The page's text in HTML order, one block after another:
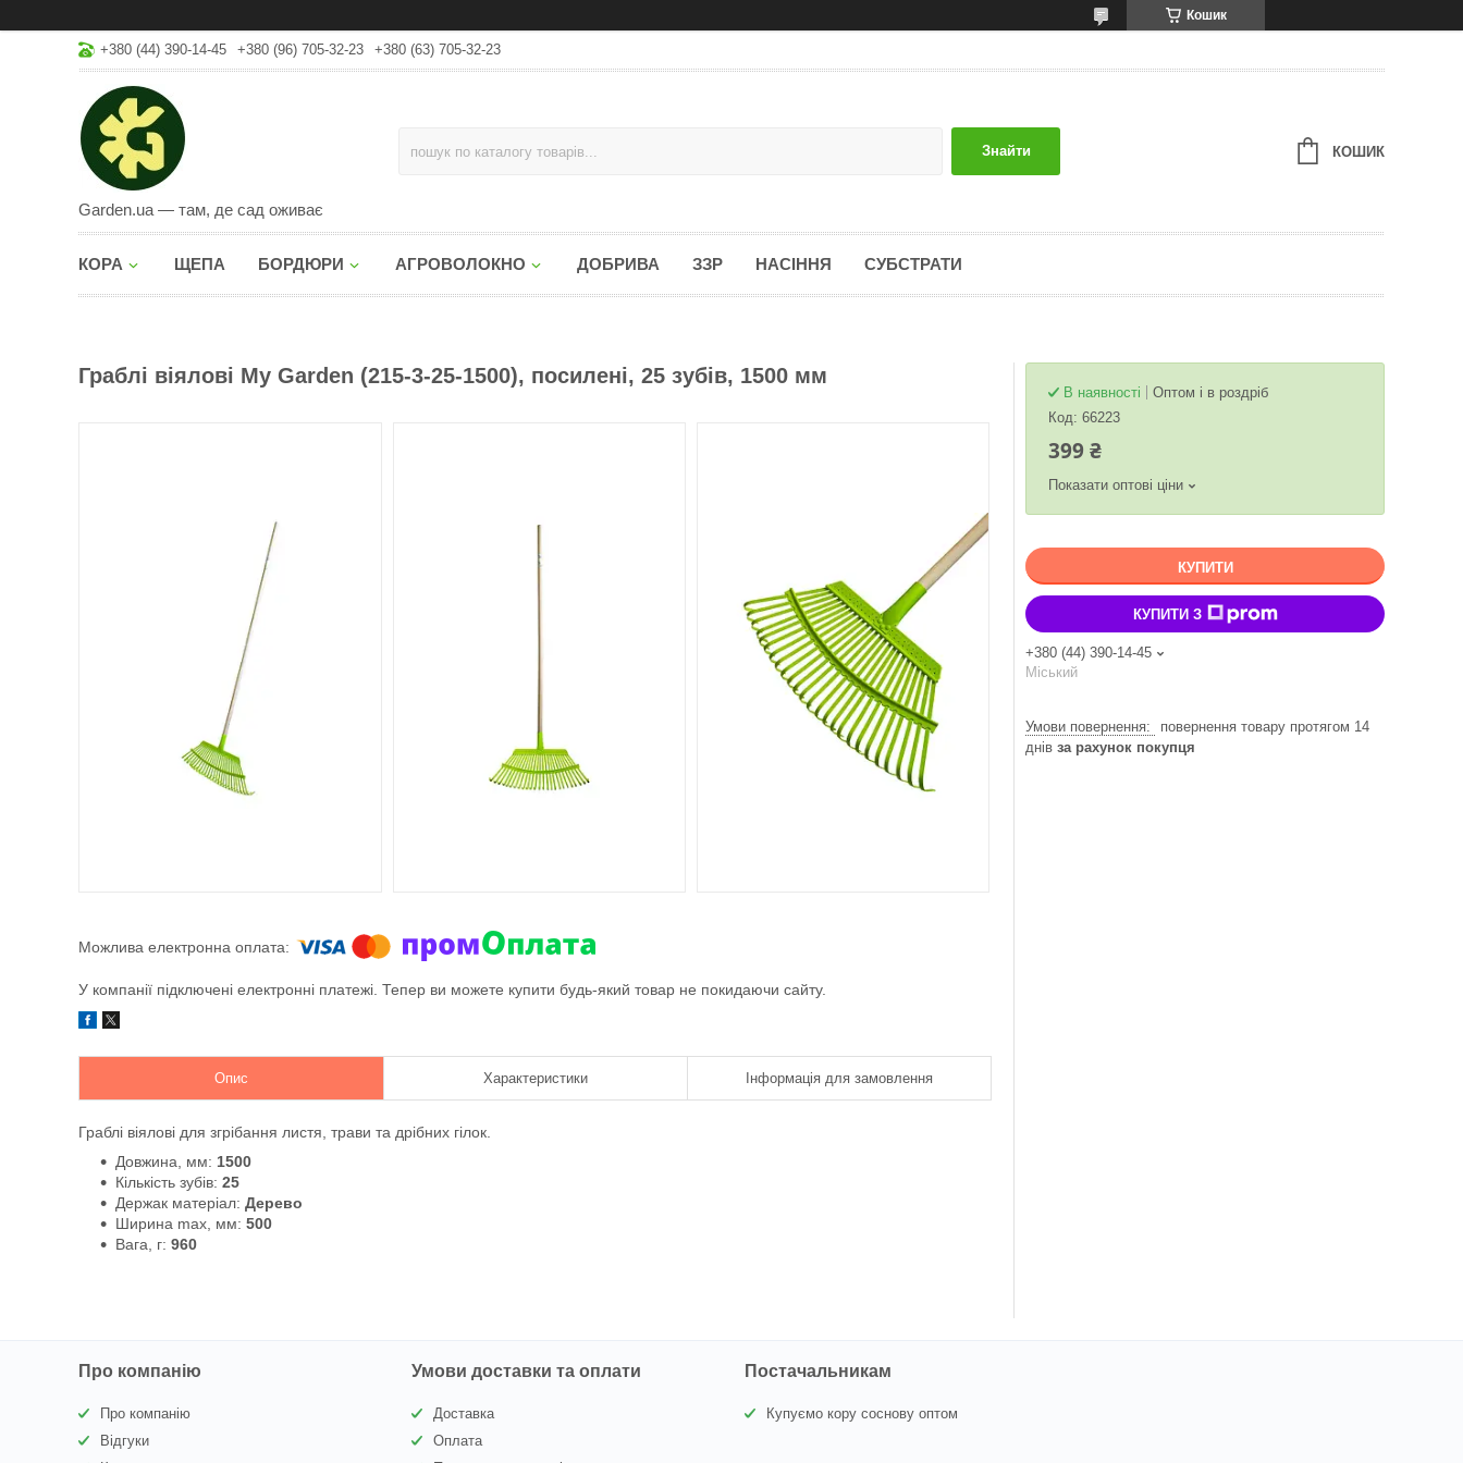
Кошик
+380 (44) 390-14-45 +380 (96) 705-32-23 +380 (63) 705-32-23
Garden.ua — там, де сад оживає
Знайти КОШИК
КОРА ЩЕПА БОРДЮРИ АГРОВОЛОКНО ДОБРИВА ЗЗР НАСІННЯ СУБСТРАТИ
Граблі віялові My Garden (215-3-25-1500), посилені, 25 зубів, 1500 мм
У компанії підключені електронні платежі. Тепер ви можете купити будь-який товар не покидаючи сайту.
Опис Характеристики Інформація для замовлення
Граблі віялові для згрібання листя, трави та дрібних гілок.
Довжина, мм: 1500
Кількість зубів: 25
Держак матеріал: Дерево
Ширина max, мм: 500
Вага, г: 960
В наявності
Оптом і в роздріб
Код: 66223
399 ₴
Показати оптові ціни
КУПИТИ
КУПИТИ З
+380 (44) 390-14-45
Міський
повернення товару протягом 14
днів за рахунок покупця
Про компанію
Про компанію
Відгуки
Умови доставки та оплати
Доставка
Оплата
Постачальникам
Купуємо кору соснову оптом